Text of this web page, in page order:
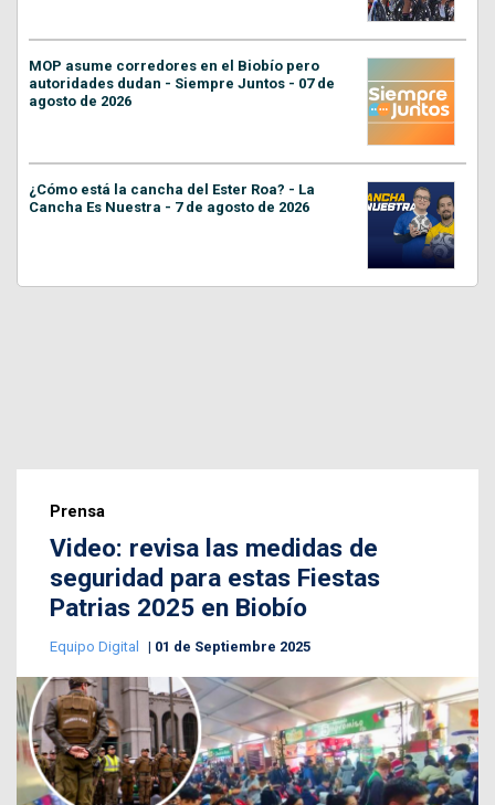
MOP asume corredores en el Biobío pero
autoridades dudan - Siempre Juntos - 07 de
agosto de 2026
¿Cómo está la cancha del Ester Roa? - La
Cancha Es Nuestra - 7 de agosto de 2026
Prensa
Video: revisa las medidas de
seguridad para estas Fiestas
Patrias 2025 en Biobío
Equipo Digital 01 de Septiembre 2025